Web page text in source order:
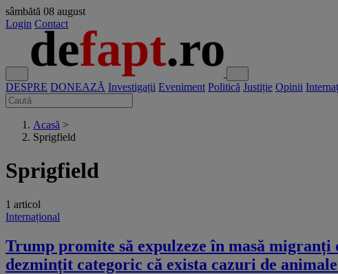
sâmbătă 08 august
Login Contact
DESPRE DONEAZĂ Investigații Eveniment Politică Justiție Opinii
Acasă >
Sprigfield
Sprigfield
1 articol
Internațional
Trump promite să expulzeze în masă
dezmințit categoric că exista cazuri de